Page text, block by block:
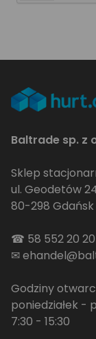
Baltrade sp. z
Sklep
ul. Geodetów
80-298 Gdańsk
☎ 58 552 20 20
✉
Godziny
poniedziałek -
7:30 - 15:30